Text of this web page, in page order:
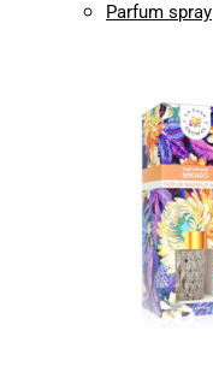
Parfum spray